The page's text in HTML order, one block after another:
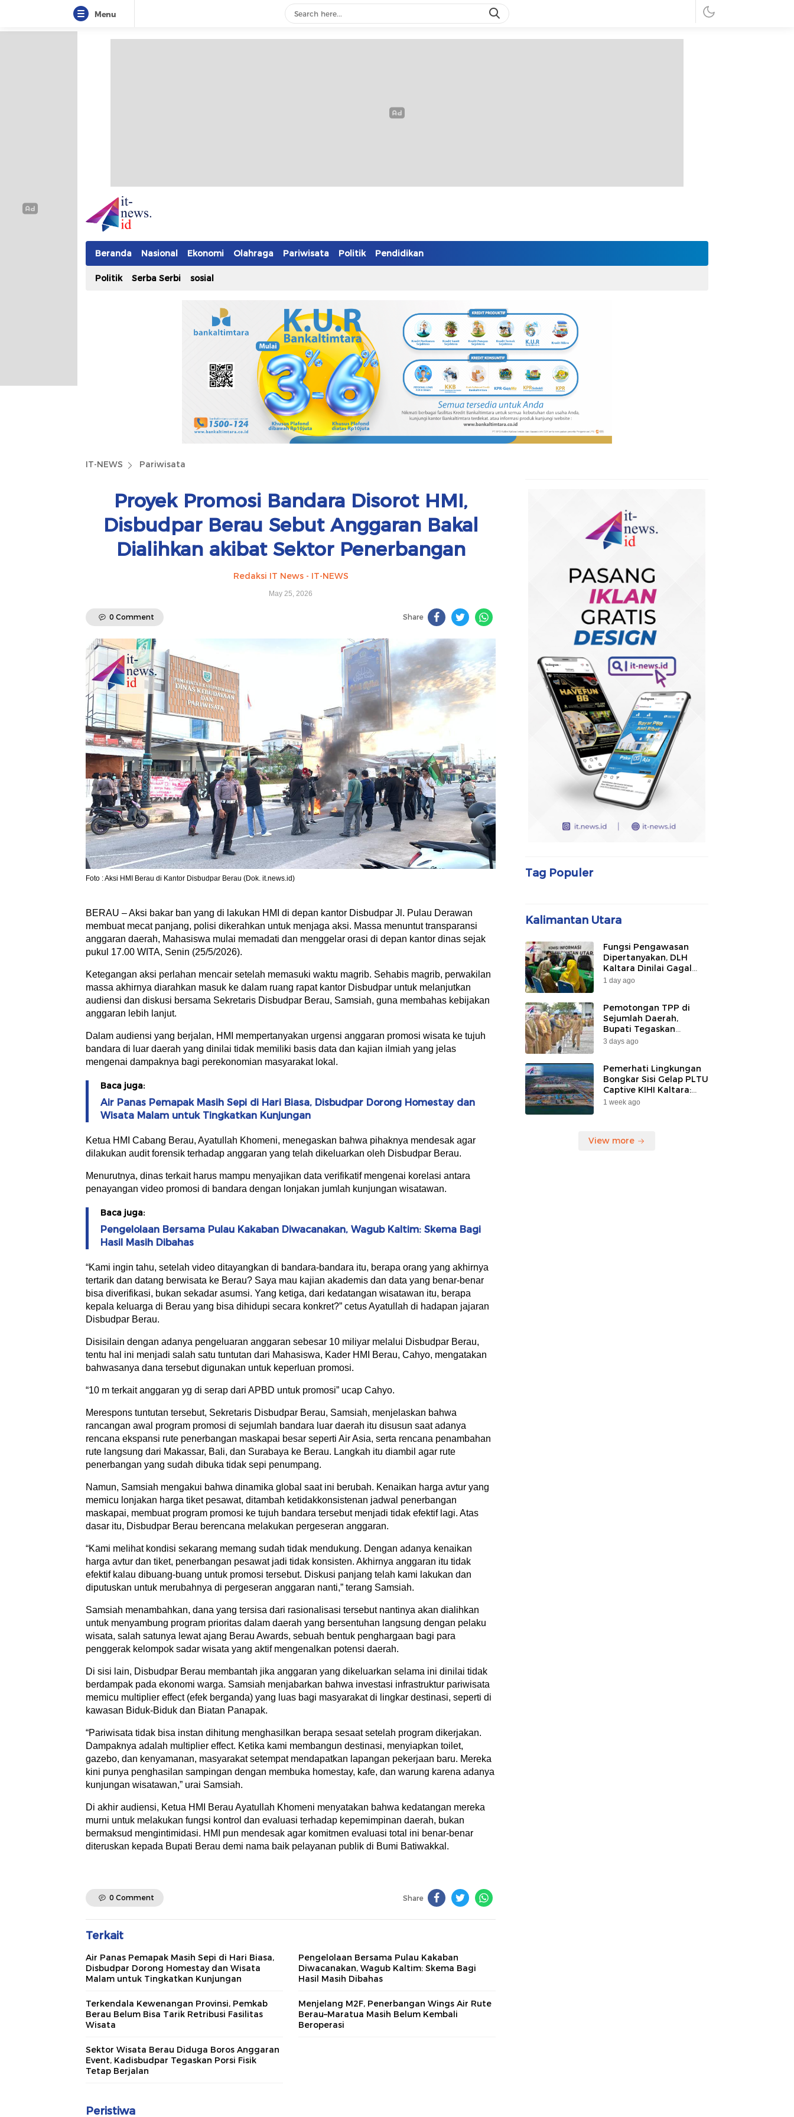
Menu
IT-NEWS
Update Cepat, Cerdas, dan Terpercaya
Beranda Nasional Ekonomi Olahraga Pariwisata Politik Pendidikan
Politik Serba Serbi sosial
IT-NEWS Pariwisata
Proyek Promosi Bandara Disorot HMI,
Disbudpar Berau Sebut Anggaran Bakal
Dialihkan akibat Sektor Penerbangan
Redaksi IT News - IT-NEWS
May 25, 2026
0 Comment Share
Foto : Aksi HMI Berau di Kantor Disbudpar Berau (Dok. it.news.id)
BERAU – Aksi bakar ban yang di lakukan HMI di depan kantor Disbudpar Jl. Pulau Derawan
membuat mecat panjang, polisi dikerahkan untuk menjaga aksi. Massa menuntut transparansi
anggaran daerah, Mahasiswa mulai memadati dan menggelar orasi di depan kantor dinas sejak
pukul 17.00 WITA, Senin (25/5/2026).
Ketegangan aksi perlahan mencair setelah memasuki waktu magrib. Sehabis magrib, perwakilan
massa akhirnya diarahkan masuk ke dalam ruang rapat kantor Disbudpar untuk melanjutkan
audiensi dan diskusi bersama Sekretaris Disbudpar Berau, Samsiah, guna membahas kebijakan
anggaran lebih lanjut.
Dalam audiensi yang berjalan, HMI mempertanyakan urgensi anggaran promosi wisata ke tujuh
bandara di luar daerah yang dinilai tidak memiliki basis data dan kajian ilmiah yang jelas
mengenai dampaknya bagi perekonomian masyarakat lokal.
Baca juga:
Air Panas Pemapak Masih Sepi di Hari Biasa, Disbudpar Dorong Homestay dan
Wisata Malam untuk Tingkatkan Kunjungan
Ketua HMI Cabang Berau, Ayatullah Khomeni, menegaskan bahwa pihaknya mendesak agar
dilakukan audit forensik terhadap anggaran yang telah dikeluarkan oleh Disbudpar Berau.
Menurutnya, dinas terkait harus mampu menyajikan data verifikatif mengenai korelasi antara
penayangan video promosi di bandara dengan lonjakan jumlah kunjungan wisatawan.
Baca juga:
Pengelolaan Bersama Pulau Kakaban Diwacanakan, Wagub Kaltim: Skema Bagi
Hasil Masih Dibahas
“Kami ingin tahu, setelah video ditayangkan di bandara-bandara itu, berapa orang yang akhirnya
tertarik dan datang berwisata ke Berau? Saya mau kajian akademis dan data yang benar-benar
bisa diverifikasi, bukan sekadar asumsi. Yang ketiga, dari kedatangan wisatawan itu, berapa
kepala keluarga di Berau yang bisa dihidupi secara konkret?” cetus Ayatullah di hadapan jajaran
Disbudpar Berau.
Disisilain dengan adanya pengeluaran anggaran sebesar 10 miliyar melalui Disbudpar Berau,
tentu hal ini menjadi salah satu tuntutan dari Mahasiswa, Kader HMI Berau, Cahyo, mengatakan
bahwasanya dana tersebut digunakan untuk keperluan promosi.
“10 m terkait anggaran yg di serap dari APBD untuk promosi” ucap Cahyo.
Merespons tuntutan tersebut, Sekretaris Disbudpar Berau, Samsiah, menjelaskan bahwa
rancangan awal program promosi di sejumlah bandara luar daerah itu disusun saat adanya
rencana ekspansi rute penerbangan maskapai besar seperti Air Asia, serta rencana penambahan
rute langsung dari Makassar, Bali, dan Surabaya ke Berau. Langkah itu diambil agar rute
penerbangan yang sudah dibuka tidak sepi penumpang.
Namun, Samsiah mengakui bahwa dinamika global saat ini berubah. Kenaikan harga avtur yang
memicu lonjakan harga tiket pesawat, ditambah ketidakkonsistenan jadwal penerbangan
maskapai, membuat program promosi ke tujuh bandara tersebut menjadi tidak efektif lagi. Atas
dasar itu, Disbudpar Berau berencana melakukan pergeseran anggaran.
“Kami melihat kondisi sekarang memang sudah tidak mendukung. Dengan adanya kenaikan
harga avtur dan tiket, penerbangan pesawat jadi tidak konsisten. Akhirnya anggaran itu tidak
efektif kalau dibuang-buang untuk promosi tersebut. Diskusi panjang telah kami lakukan dan
diputuskan untuk merubahnya di pergeseran anggaran nanti,” terang Samsiah.
Samsiah menambahkan, dana yang tersisa dari rasionalisasi tersebut nantinya akan dialihkan
untuk menyambung program prioritas dalam daerah yang bersentuhan langsung dengan pelaku
wisata, salah satunya lewat ajang Berau Awards, sebuah bentuk penghargaan bagi para
penggerak kelompok sadar wisata yang aktif mengenalkan potensi daerah.
Di sisi lain, Disbudpar Berau membantah jika anggaran yang dikeluarkan selama ini dinilai tidak
berdampak pada ekonomi warga. Samsiah menjabarkan bahwa investasi infrastruktur pariwisata
memicu multiplier effect (efek berganda) yang luas bagi masyarakat di lingkar destinasi, seperti di
kawasan Biduk-Biduk dan Biatan Panapak.
“Pariwisata tidak bisa instan dihitung menghasilkan berapa sesaat setelah program dikerjakan.
Dampaknya adalah multiplier effect. Ketika kami membangun destinasi, menyiapkan toilet,
gazebo, dan kenyamanan, masyarakat setempat mendapatkan lapangan pekerjaan baru. Mereka
kini punya penghasilan sampingan dengan membuka homestay, kafe, dan warung karena adanya
kunjungan wisatawan,” urai Samsiah.
Di akhir audiensi, Ketua HMI Berau Ayatullah Khomeni menyatakan bahwa kedatangan mereka
murni untuk melakukan fungsi kontrol dan evaluasi terhadap kepemimpinan daerah, bukan
bermaksud mengintimidasi. HMI pun mendesak agar komitmen evaluasi total ini benar-benar
diteruskan kepada Bupati Berau demi nama baik pelayanan publik di Bumi Batiwakkal.
0 Comment Share
Terkait
Air Panas Pemapak Masih Sepi di Hari Biasa,
Disbudpar Dorong Homestay dan Wisata
Malam untuk Tingkatkan Kunjungan
Pengelolaan Bersama Pulau Kakaban
Diwacanakan, Wagub Kaltim: Skema Bagi
Hasil Masih Dibahas
Terkendala Kewenangan Provinsi, Pemkab
Berau Belum Bisa Tarik Retribusi Fasilitas
Wisata
Menjelang M2F, Penerbangan Wings Air Rute
Berau–Maratua Masih Belum Kembali
Beroperasi
Sektor Wisata Berau Diduga Boros Anggaran
Event, Kadisbudpar Tegaskan Porsi Fisik
Tetap Berjalan
Peristiwa
Tag Populer
Kalimantan Utara
Fungsi Pengawasan
Dipertanyakan, DLH
Kaltara Dinilai Gagal
Awasi PLTU Captive dan
1 day ago
Pemotongan TPP di
Sejumlah Daerah,
Bupati Tegaskan
Bulungan Belum
3 days ago
Pemerhati Lingkungan
Bongkar Sisi Gelap PLTU
Captive KIHI Kaltara:
“Industri Hijau Hanya
1 week ago
View more